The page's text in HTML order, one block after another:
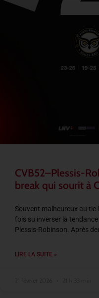
CVB52–Plessis-
break qui sourit à
Souvent malheureux au
fois su inverser la
Plessis-Robinson. Après
LIRE LA SUITE »